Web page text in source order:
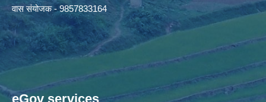
वास संयोजक - 9857833164
eGov services